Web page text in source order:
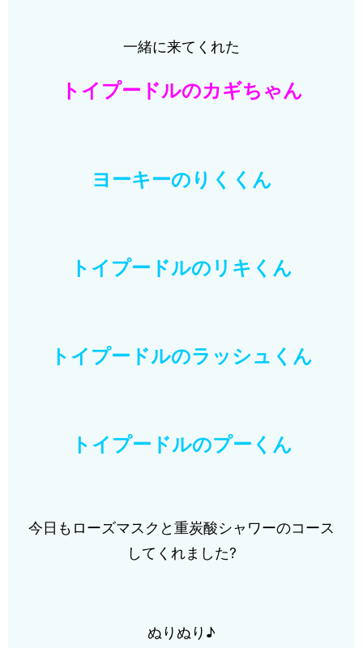
一緒に来てくれた
トイプードルのカギちゃん
ヨーキーのりくくん
トイプードルのリキくん
トイプードルのラッシュくん
トイプードルのプーくん
今日もローズマスクと重炭酸シャワーのコース
してくれました?
ぬりぬり♪